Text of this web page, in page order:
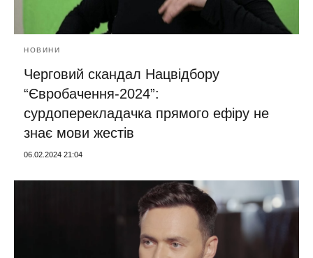
НОВИНИ
Черговий скандал Нацвідбору
“Євробачення-2024”:
сурдоперекладачка прямого ефіру не
знає мови жестів
06.02.2024 21:04